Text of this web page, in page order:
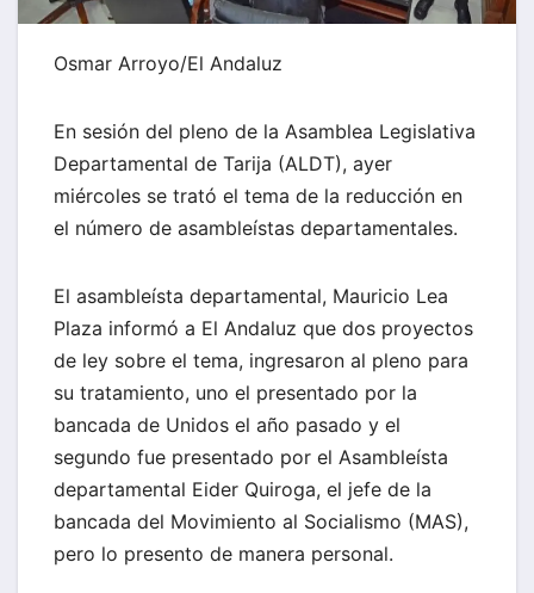
Osmar Arroyo/El Andaluz
En sesión del pleno de la Asamblea Legislativa
Departamental de Tarija (ALDT), ayer
miércoles se trató el tema de la reducción en
el número de asambleístas departamentales.
El asambleísta departamental, Mauricio Lea
Plaza informó a El Andaluz que dos proyectos
de ley sobre el tema, ingresaron al pleno para
su tratamiento, uno el presentado por la
bancada de Unidos el año pasado y el
segundo fue presentado por el Asambleísta
departamental Eider Quiroga, el jefe de la
bancada del Movimiento al Socialismo (MAS),
pero lo presento de manera personal.